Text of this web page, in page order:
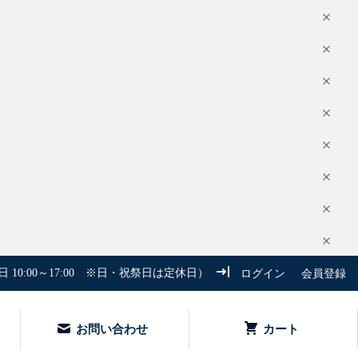
10:00～17:00 ※日・祝祭日は定休日） ログイン 会員登録
お問い合わせ カート